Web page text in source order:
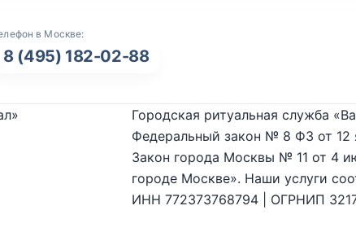
в Москве:
8 (495) 182-02-88
Городская ритуальная служба
Федеральный закон № 8 ФЗ от 12
Закон города Москвы № 11 от 4
городе Москве». Наши услуги
ИНН 772373768794 | ОГРНИП